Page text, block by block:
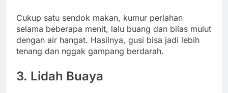
Cukup satu sendok makan, kumur perlahan
selama beberapa menit, lalu buang dan bilas mulut
dengan air hangat. Hasilnya, gusi bisa jadi lebih
tenang dan nggak gampang berdarah.
3. Lidah Buaya